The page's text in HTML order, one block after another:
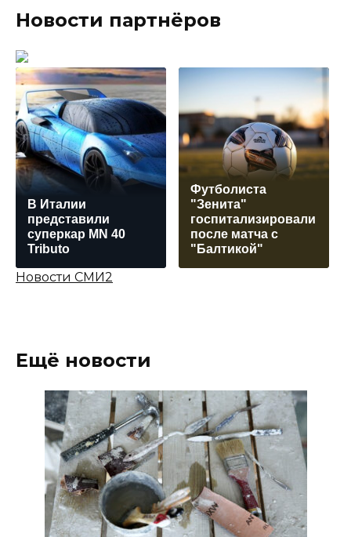
Новости партнёров
В Италии
представили
суперкар MN 40
Tributo
Футболиста
"Зенита"
госпитализировали
после матча с
"Балтикой"
Новости СМИ2
Ещё новости